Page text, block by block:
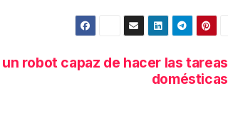
robot capaz de hacer las tareas
domésticas